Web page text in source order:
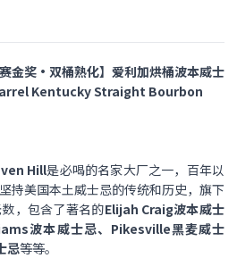
金奖·双桶熟化】爱利加烘桶波本威士
Kentucky Straight Bourbon
Hill是必喝的名家大厂之一，百年以
持美国本土威士忌的传统和历史，旗下
，包含了著名的Elijah Craig波本威士
波本威士忌、Pikesville黑麦威士
忌等等。